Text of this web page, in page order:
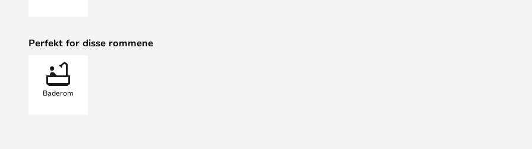
Perfekt for disse rommene
Baderom